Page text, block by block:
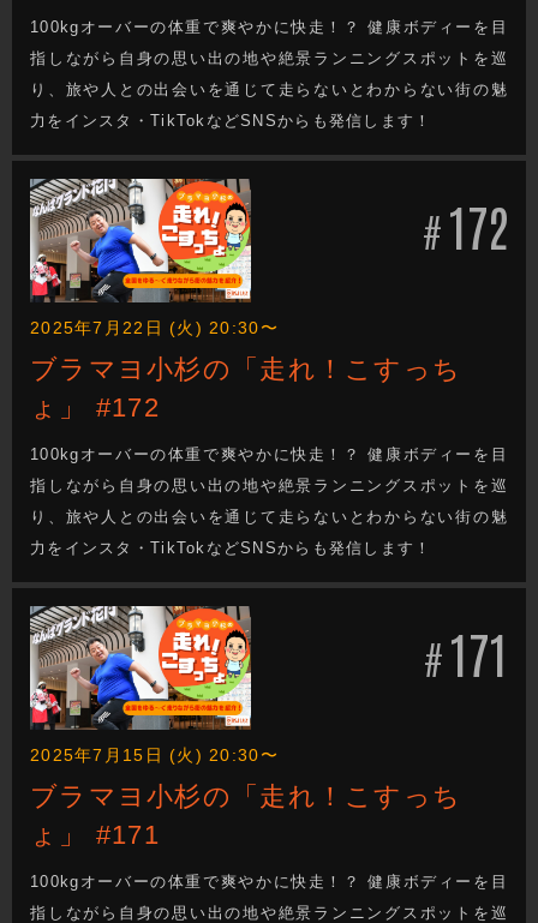
100kgオーバーの体重で爽やかに快走！？ 健康ボディーを目
指しながら自身の思い出の地や絶景ランニングスポットを巡
り、旅や人との出会いを通じて走らないとわからない街の魅
力をインスタ・TikTokなどSNSからも発信します！
#172
2025年7月22日 (火) 20:30〜
ブラマヨ小杉の「走れ！こすっち
ょ」 #172
100kgオーバーの体重で爽やかに快走！？ 健康ボディーを目
指しながら自身の思い出の地や絶景ランニングスポットを巡
り、旅や人との出会いを通じて走らないとわからない街の魅
力をインスタ・TikTokなどSNSからも発信します！
#171
2025年7月15日 (火) 20:30〜
ブラマヨ小杉の「走れ！こすっち
ょ」 #171
100kgオーバーの体重で爽やかに快走！？ 健康ボディーを目
指しながら自身の思い出の地や絶景ランニングスポットを巡